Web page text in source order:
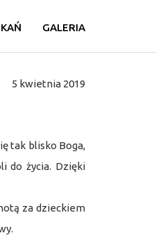
GALERIA
5 kwietnia 2019
tak blisko Boga,
do życia. Dzięki
za dzieckiem